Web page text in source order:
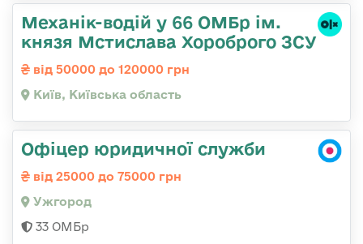
Механік-водій у 66 ОМБр ім.
князя Мстислава Хороброго ЗСУ
від 50000 до 120000 грн
Київ, Київська область
Офіцер юридичної служби
від 25000 до 75000 грн
Ужгород
33 ОМБр